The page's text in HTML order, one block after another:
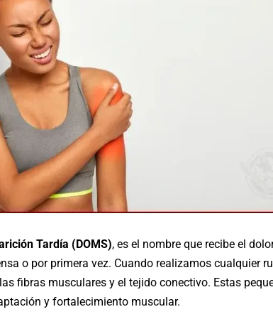
Tardía (DOMS), es el nombre que recibe el
o por primera vez. Cuando realizamos cualquier
fibras musculares y el tejido conectivo. Estas
y fortalecimiento muscular.